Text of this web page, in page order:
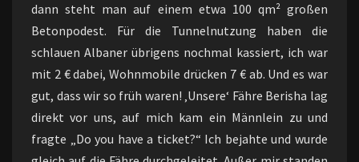
dann steht man auf einem etwa 100 qm² großen
Betonpodest. Für die Tunnelnutzung haben die
schlauen Albaner übrigens nochmal kassiert, ich war
mit 2 € dabei, Wohnmobile drücken 7 € ab. Und es war
gut, dass wir so früh waren! ‚Unsere‘ Fähre Berisha lag
direkt vor uns, auf mich kam ein Männlein zu und
fragte „Do you have a ticket?“ Ich bejahte und wurde